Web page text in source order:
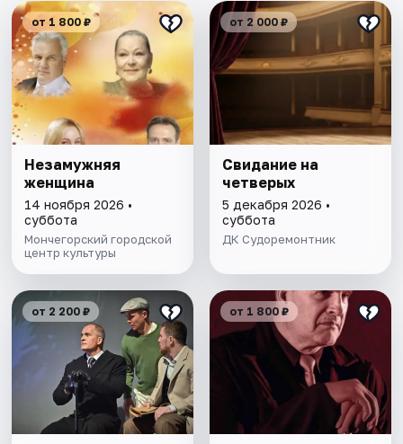
от 1 800 ₽
Незамужняя
женщина
14 ноября 2026 •
суббота
Мончегорский городской
центр культуры
от 2 000 ₽
Свидание на
четверых
5 декабря 2026 •
суббота
ДК Судоремонтник
от 2 200 ₽ от 1 800 ₽